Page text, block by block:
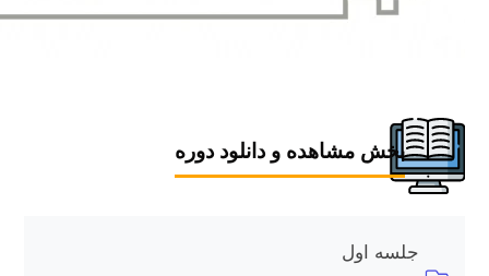
بخش مشاهده و دانلود دوره
جلسه اول